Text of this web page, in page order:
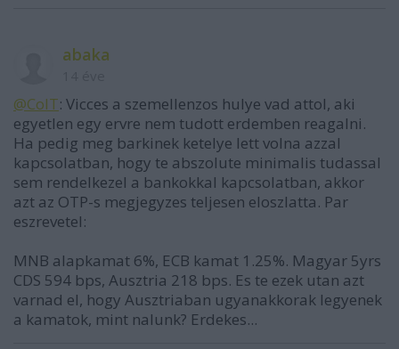
abaka
@ColT: Vicces a szemellenzos hulye vad attol, aki
egyetlen egy ervre nem tudott erdemben reagalni.
Ha pedig meg barkinek ketelye lett volna azzal
kapcsolatban, hogy te abszolute minimalis tudassal
sem rendelkezel a bankokkal kapcsolatban, akkor
azt az OTP-s megjegyzes teljesen eloszlatta. Par
eszrevetel:
MNB alapkamat 6%, ECB kamat 1.25%. Magyar 5yrs
CDS 594 bps, Ausztria 218 bps. Es te ezek utan azt
varnad el, hogy Ausztriaban ugyanakkorak legyenek
a kamatok, mint nalunk? Erdekes...